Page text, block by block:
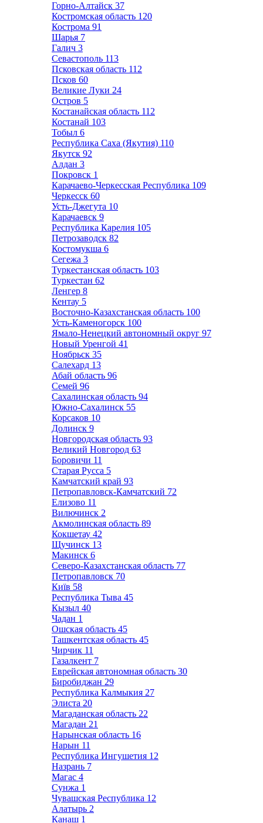
Горно-Алтайск 37
Костромская область 120
Кострома 91
Шарья 7
Галич 3
Севастополь 113
Псковская область 112
Псков 60
Великие Луки 24
Остров 5
Костанайская область 112
Костанай 103
Тобыл 6
Республика Саха (Якутия) 110
Якутск 92
Алдан 3
Покровск 1
Карачаево-Черкесская Республика 109
Черкесск 60
Усть-Джегута 10
Карачаевск 9
Республика Карелия 105
Петрозаводск 82
Костомукша 6
Сегежа 3
Туркестанская область 103
Туркестан 62
Ленгер 8
Кентау 5
Восточно-Казахстанская область 100
Усть-Каменогорск 100
Ямало-Ненецкий автономный округ 97
Новый Уренгой 41
Ноябрьск 35
Салехард 13
Абай область 96
Семей 96
Сахалинская область 94
Южно-Сахалинск 55
Корсаков 10
Долинск 9
Новгородская область 93
Великий Новгород 63
Боровичи 11
Старая Русса 5
Камчатский край 93
Петропавловск-Камчатский 72
Елизово 11
Вилючинск 2
Акмолинская область 89
Кокшетау 42
Щучинск 13
Макинск 6
Северо-Казахстанская область 77
Петропавловск 70
Київ 58
Республика Тыва 45
Кызыл 40
Чадан 1
Ошская область 45
Ташкентская область 45
Чирчик 11
Газалкент 7
Еврейская автономная область 30
Биробиджан 29
Республика Калмыкия 27
Элиста 20
Магаданская область 22
Магадан 21
Нарынская область 16
Нарын 11
Республика Ингушетия 12
Назрань 7
Магас 4
Сунжа 1
Чувашская Республика 12
Алатырь 2
Канаш 1